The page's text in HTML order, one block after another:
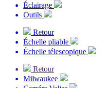
Éclairage
Outils
Retour
Échelle pliable
Échelle télescopique
Retour
Milwaukee